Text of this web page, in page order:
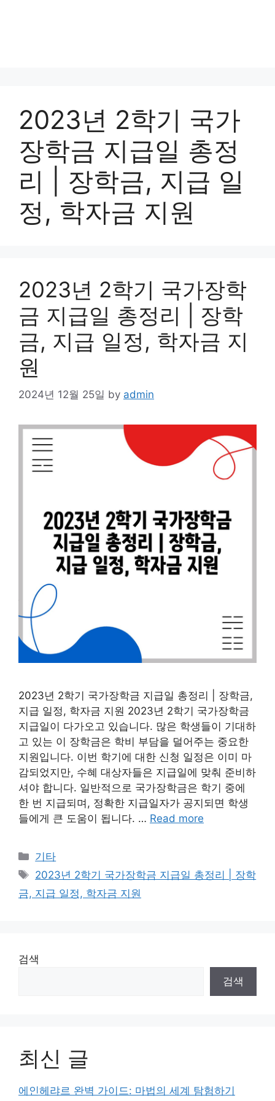
2023년 2학기 국가
장학금 지급일 총정
리 | 장학금, 지급 일
정, 학자금 지원
2023년 2학기 국가장학
금 지급일 총정리 | 장학
금, 지급 일정, 학자금 지
원
2024년 12월 25일 by admin
2023년 2학기 국가장학금 지급일 총정리 | 장학금,
지급 일정, 학자금 지원 2023년 2학기 국가장학금
지급일이 다가오고 있습니다. 많은 학생들이 기대하
고 있는 이 장학금은 학비 부담을 덜어주는 중요한
지원입니다. 이번 학기에 대한 신청 일정은 이미 마
감되었지만, 수혜 대상자들은 지급일에 맞춰 준비하
셔야 합니다. 일반적으로 국가장학금은 학기 중에
한 번 지급되며, 정확한 지급일자가 공지되면 학생
들에게 큰 도움이 됩니다. … Read more
Categories
기타
Tags
2023년 2학기 국가장학금 지급일 총정리 | 장학
금, 지급 일정, 학자금 지원
검색
검색
최신 글
에인헤랴르 완벽 가이드: 마법의 세계 탐험하기